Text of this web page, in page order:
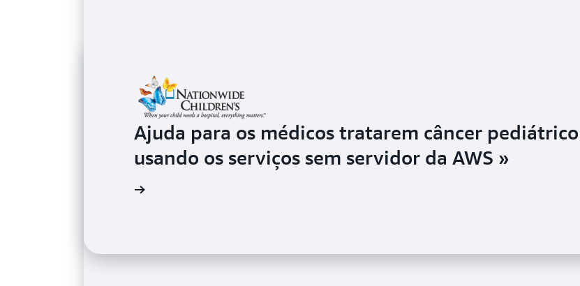
Ajuda para os médicos tratarem câncer pediátrico
usando os serviços sem servidor da AWS »